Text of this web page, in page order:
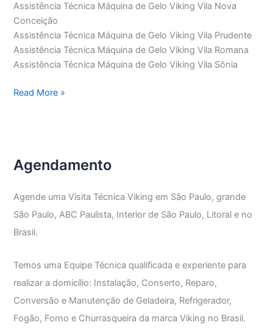
Assistência Técnica Máquina de Gelo Viking Vila Nova
Conceição
Assistência Técnica Máquina de Gelo Viking Vila Prudente
Assistência Técnica Máquina de Gelo Viking Vila Romana
Assistência Técnica Máquina de Gelo Viking Vila Sônia
Assistência
Viking
Read More »
Agendamento
Agende uma Visita Técnica Viking em São Paulo, grande
São Paulo, ABC Paulista, Interior de São Paulo, Litoral e no
Brasil.
Temos uma Equipe Técnica qualificada e experiente para
realizar a domicílio: Instalação, Conserto, Reparo,
Conversão e Manutenção de Geladeira, Refrigerador,
Fogão, Forno e Churrasqueira da marca Viking no Brasil.